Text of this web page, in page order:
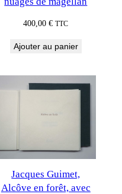
400,00€ TTC
Ajouter au panier
Jacques Guimet,
Alcôve en forêt, avec